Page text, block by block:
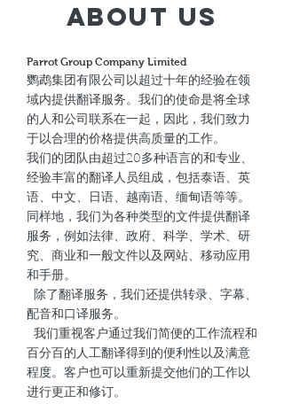
Parrot Group Company Limited
鹦鹉集团有限公司以超过十年的经验在领
域内提供翻译服务。我们的使命是将全球
的人和公司联系在一起，因此，我们致力
于以合理的价格提供高质量的工作。
我们的团队由超过20多种语言的和专业、
经验丰富的翻译人员组成，包括泰语、英
语、中文、日语、越南语、缅甸语等等。
同样地，我们为各种类型的文件提供翻译
服务，例如法律、政府、科学、学术、研
究、商业和一般文件以及网站、移动应用
和手册。
除了翻译服务，我们还提供转录、字幕、
配音和口译服务。
我们重视客户通过我们简便的工作流程和
百分百的人工翻译得到的便利性以及满意
程度。客户也可以重新提交他们的工作以
进行更正和修订。
About Us